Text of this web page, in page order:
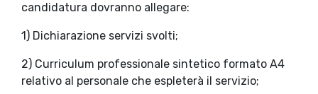
candidatura dovranno allegare:
1) Dichiarazione servizi svolti;
2) Curriculum professionale sintetico formato A4
relativo al personale che espleterà il servizio;